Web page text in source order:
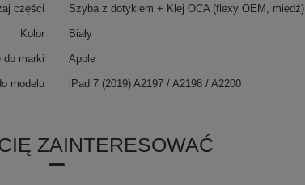
części Szyba z dotykiem + Klej OCA (flexy OEM, miedź)
Kolor Biały
do marki Apple
modelu iPad 7 (2019) A2197 / A2198 / A2200
ZAINTERESOWAĆ